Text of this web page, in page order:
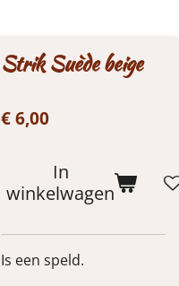
Strik Suède beige
€ 6,00
In
winkelwagen
Is een speld.